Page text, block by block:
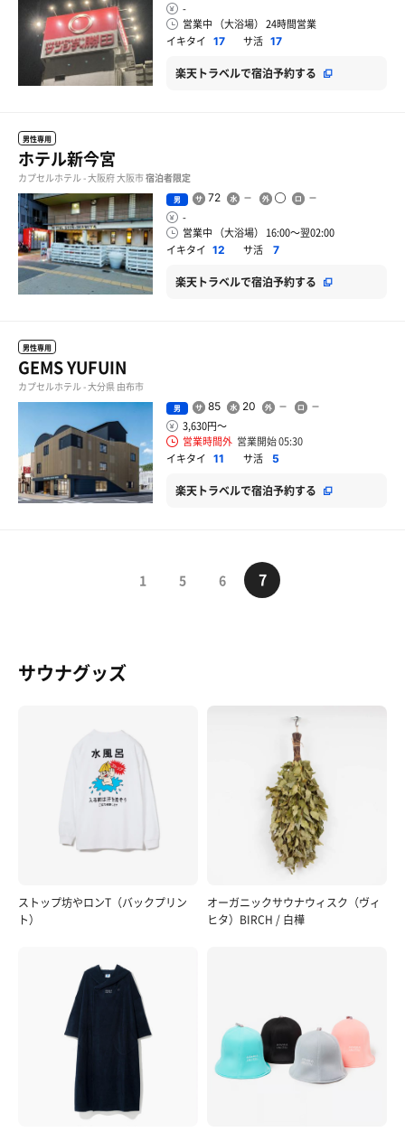
-
営業中 （大浴場） 24時間営業
イキタイ 17 サ活 17
楽天トラベルで宿泊予約する
男性専用
ホテル新今宮
カプセルホテル - 大阪府 大阪市宿泊者限定
男 72
-
営業中 （大浴場） 16:00〜翌02:00
イキタイ 12 サ活 7
楽天トラベルで宿泊予約する
男性専用
GEMS YUFUIN
カプセルホテル - 大分県 由布市
男 85 20
3,630円〜
営業時間外 営業開始 05:30
イキタイ
11 サ活 5
楽天トラベルで宿泊予約する
1 5 6 7
サウナグッズ
ストップ坊やロンT（バックプリン
ト）
オーガニックサウナウィスク（ヴィ
ヒタ）BIRCH / 白樺